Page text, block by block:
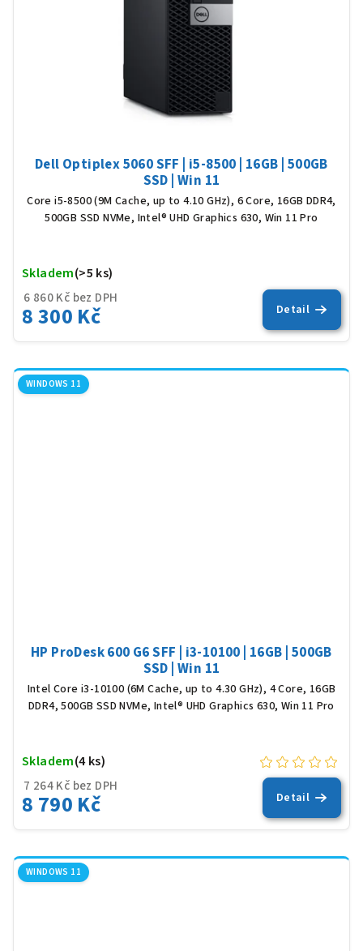
Dell Optiplex 5060 SFF | i5-8500 | 16GB | 500GB
SSD | Win 11
Core i5-8500 (9M Cache, up to 4.10 GHz), 6 Core, 16GB DDR4,
500GB SSD NVMe, Intel® UHD Graphics 630, Win 11 Pro
6 860 Kč bez DPH
8 300 Kč
Skladem(>5 ks)
5,0
z
5
Detail
WINDOWS 11
HP ProDesk 600 G6 SFF | i3-10100 | 16GB | 500GB
SSD | Win 11
Intel Core i3-10100 (6M Cache, up to 4.30 GHz), 4 Core, 16GB
DDR4, 500GB SSD NVMe, Intel® UHD Graphics 630, Win 11 Pro
7 264 Kč bez DPH
8 790 Kč
Skladem(4 ks)
Detail
WINDOWS 11